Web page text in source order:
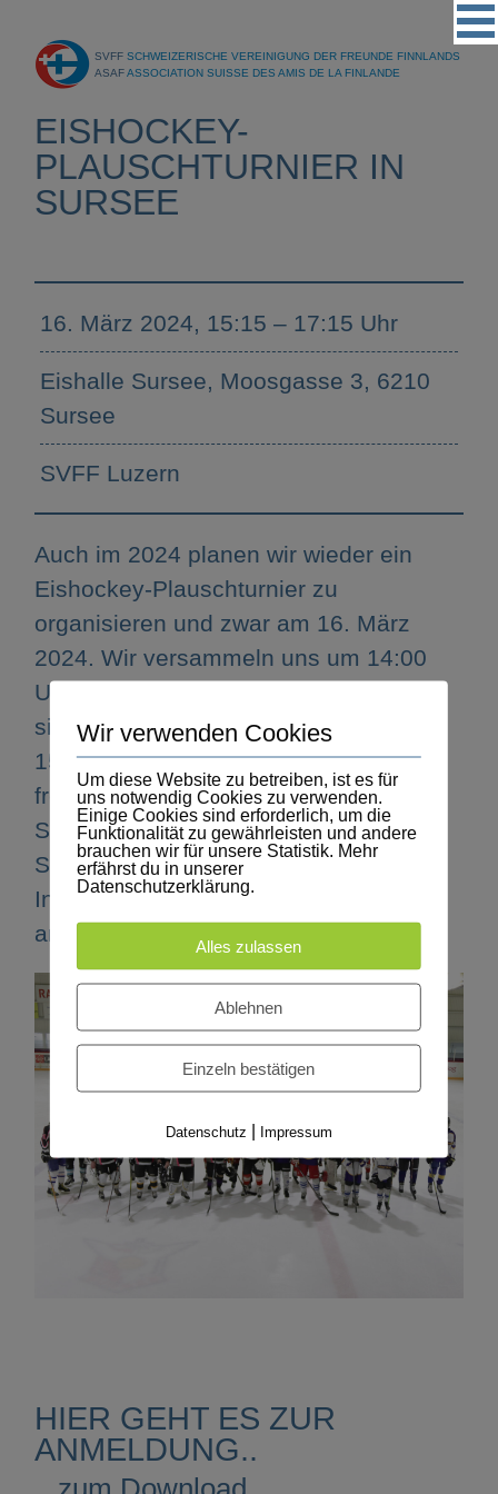
EISHOCKEY-
PLAUSCHTURNIER IN
SURSEE
SVFF SCHWEIZERISCHE VEREINIGUNG DER FREUNDE FINNLANDS
ASAFASSOCIATION SUISSE DES AMIS DE LA FINLANDE
Regionalgruppen
Events
Kultur
Kontakt
16. März 2024, 15:15 – 17:15 Uhr
Eishalle Sursee, Moosgasse 3, 6210
Sursee
SVFF Luzern
Auch im 2024 planen wir wieder ein
Eishockey-Plauschturnier zu
organisieren und zwar am 16. März
2024. Wir versammeln uns um 14:00
Uhr bei der Eishalle in Sursee. Es wird
sich umgezogen und Spielstart ist um
15:15 Uhr. Im Anschluss des Spiels
freuen wir uns wieder auf einen
Spaghetti-Plausch, wo wir die
Spielerlebnisse feiern können. Weitere
Informationen findet ihr in der
angehängten Anmeldung weiter unten.
HIER GEHT ES ZUR
ANMELDUNG..
Wir verwenden Cookies
Um diese Website zu betreiben, ist es für
uns notwendig Cookies zu verwenden.
Einige Cookies sind erforderlich, um die
Funktionalität zu gewährleisten und andere
brauchen wir für unsere Statistik. Mehr
erfährst du in unserer
Datenschutzerklärung.
Alles zulassen
Ablehnen
Einzeln bestätigen
Datenschutz Impressum